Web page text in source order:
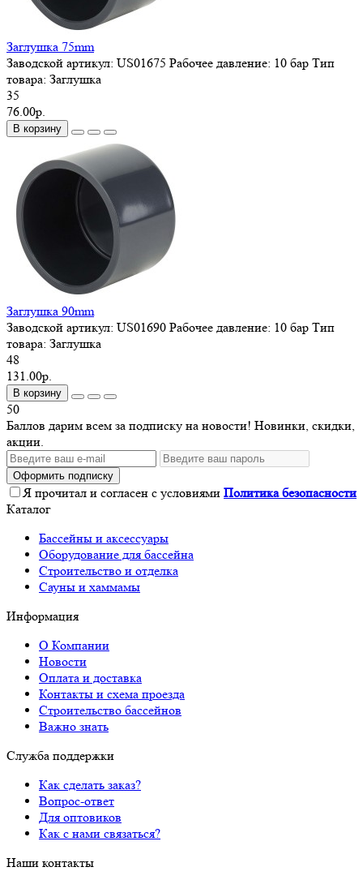
Заглушка 75mm
Заводской артикул: US01675 Рабочее давление: 10 бар Тип
товара: Заглушка
35
76.00р.
В корзину
Заглушка 90mm
Заводской артикул: US01690 Рабочее давление: 10 бар Тип
товара: Заглушка
48
131.00р.
В корзину
50
Баллов дарим всем за подписку на новости! Новинки, скидки,
акции.
Оформить подписку
Я прочитал и согласен с условиями Политика безопасности
Каталог
Бассейны и аксессуары
Оборудование для бассейна
Строительство и отделка
Сауны и хаммамы
Информация
О Компании
Новости
Оплата и доставка
Контакты и схема проезда
Строительство бассейнов
Важно знать
Служба поддержки
Как сделать заказ?
Вопрос-ответ
Для оптовиков
Как с нами связаться?
Наши контакты